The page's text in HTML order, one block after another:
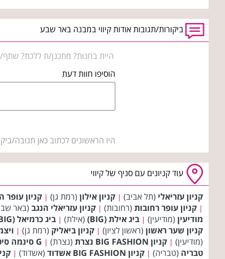
ביקורות/תגובות אודות קיווי במבנה באר שבע
היית בחנות? מתכנן/ת ללכת? שתף/
הוסיפו חוות דעת
היו הראשונים לכתוב כאן תגובה/
עוד קניונים עם סניף של קיווי
קניון עזריאלי (תל אביב) | קניון אילון (רמת גן) | קניון עופר
| קניון עופר רחובות (רחובות) | קניון עזריאלי הנגב (באר
מודיעין (מודיעין) | ביג אילת (BIG) (אילת) | ביג כרמיאל (BIG)
קניון שער ראשון (ראשון לציון) | קניון ביאליק (רמת גן) |
(מודיעין) | קניון BIG FASHION נצרת (נצרת) | G סינמה סיטי ראשון לציון
טבריה (טבריה) | קניון BIG FASHION אשדוד (אשדוד) |